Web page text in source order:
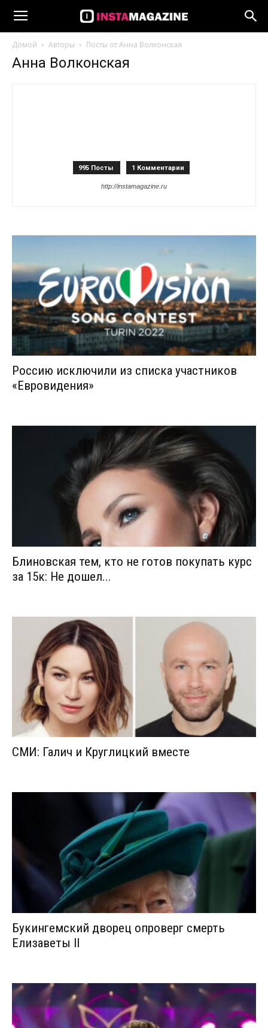
Домой Авторы Посты от Анна Волконская
Анна Волконская
995 Посты 1 Комментарии
http://instamagazine.ru
Россию исключили из списка участников
«Евровидения»
Блиновская тем, кто не готов покупать курс
за 15к: Не дошел...
СМИ: Галич и Круглицкий вместе
Букингемский дворец опроверг смерть
Елизаветы II